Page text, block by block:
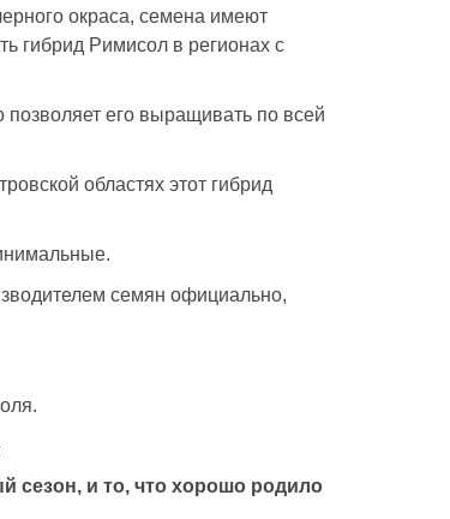
окраса, семена имеют
гибрид Римисол в регионах с
позволяет его выращивать по всей
областях этот гибрид
семян официально,
сезон, и то, что хорошо родило